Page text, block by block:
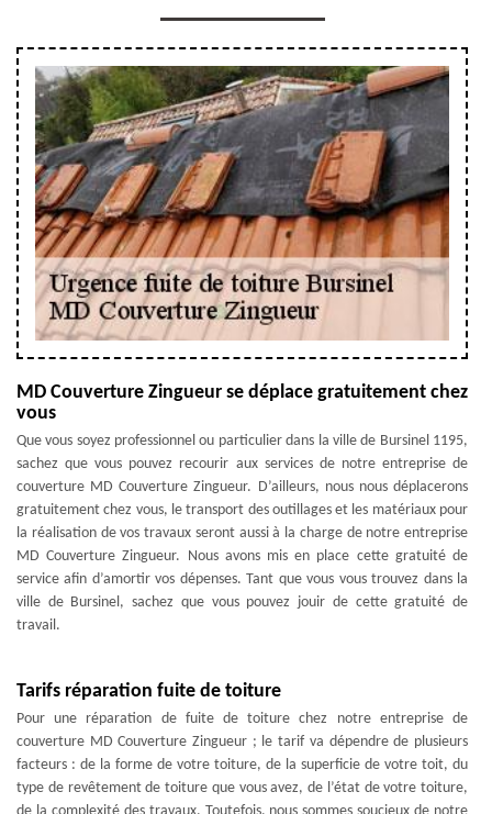
MD Couverture Zingueur se déplace gratuitement chez
vous
Que vous soyez professionnel ou particulier dans la ville de Bursinel 1195,
sachez que vous pouvez recourir aux services de notre entreprise de
couverture MD Couverture Zingueur. D’ailleurs, nous nous déplacerons
gratuitement chez vous, le transport des outillages et les matériaux pour
la réalisation de vos travaux seront aussi à la charge de notre entreprise
MD Couverture Zingueur. Nous avons mis en place cette gratuité de
service afin d’amortir vos dépenses. Tant que vous vous trouvez dans la
ville de Bursinel, sachez que vous pouvez jouir de cette gratuité de
travail.
Tarifs réparation fuite de toiture
Pour une réparation de fuite de toiture chez notre entreprise de
couverture MD Couverture Zingueur ; le tarif va dépendre de plusieurs
facteurs : de la forme de votre toiture, de la superficie de votre toit, du
type de revêtement de toiture que vous avez, de l’état de votre toiture,